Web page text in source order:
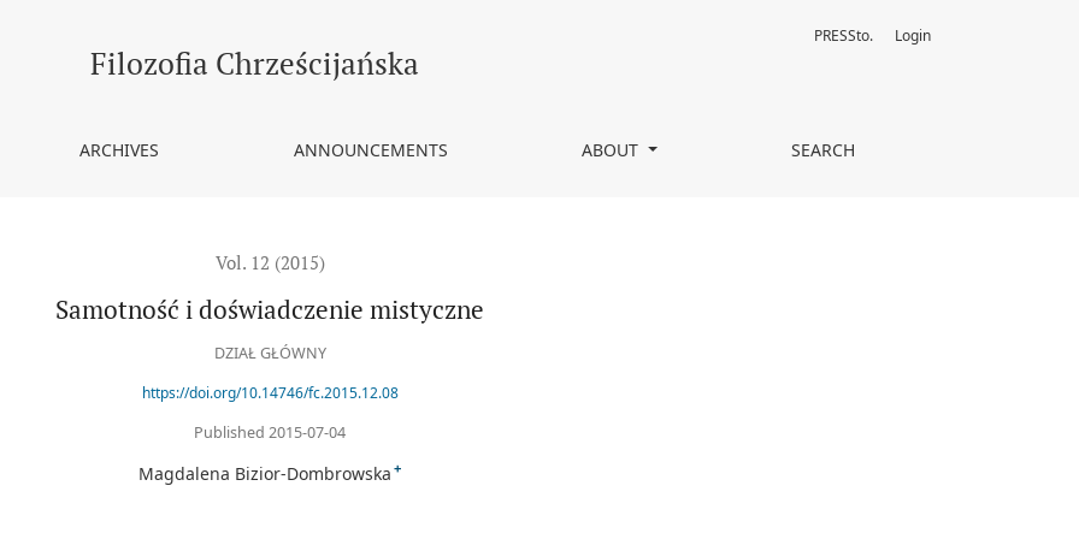
Filozofia Chrześcijańska
ARCHIVES ANNOUNCEMENTS ABOUT SEARCH
PRESSto. Login
Vol. 12 (2015)
Samotność i doświadczenie mistyczne
DZIAŁ GŁÓWNY
https://doi.org/10.14746/fc.2015.12.08
Published 2015-07-04
Magdalena Bizior-Dombrowska +